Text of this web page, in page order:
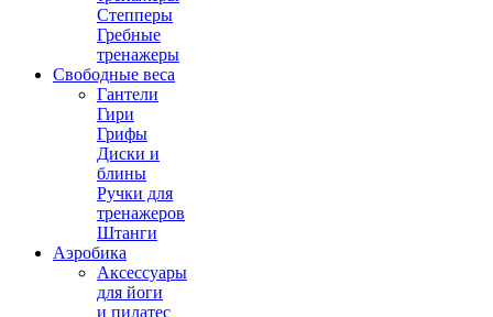
Степперы
Гребные
тренажеры
Свободные веса
Гантели
Гири
Грифы
Диски и
блины
Ручки для
тренажеров
Штанги
Аэробика
Аксессуары
для йоги
и пилатес